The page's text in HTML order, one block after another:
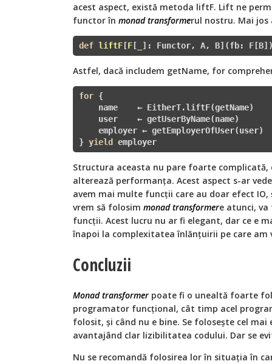
acest aspect, există metoda liftF. Lift ne
functor în monad transformerul nostru. Mai
def liftF [F [ ]: Functor, A, B](fb:
Astfel, dacă includem getName, for
for {
    name    ← EitherT.liftF(getName)
    user    ← getUserByName(name)
    employer ← getEmployerOfUser(user)
} yield employer
Structura aceasta nu pare foarte complicată,
alterează performanța. Acest aspect s-ar
avem mai multe funcții care au doar efect IO,
vrem să folosim monad transformere atunci,
funcții. Acest lucru nu ar fi elegant, dar ce e
înapoi la complexitatea înlănțuirii pe care am
Concluzii
Monad transformer poate fi o unealtă foarte
programator funcțional, cât timp acel
folosit, și când nu e bine. Se folosește cel
avantajând clar lizibilitatea codului. Dar se
Nu se recomandă folosirea lor în situația în